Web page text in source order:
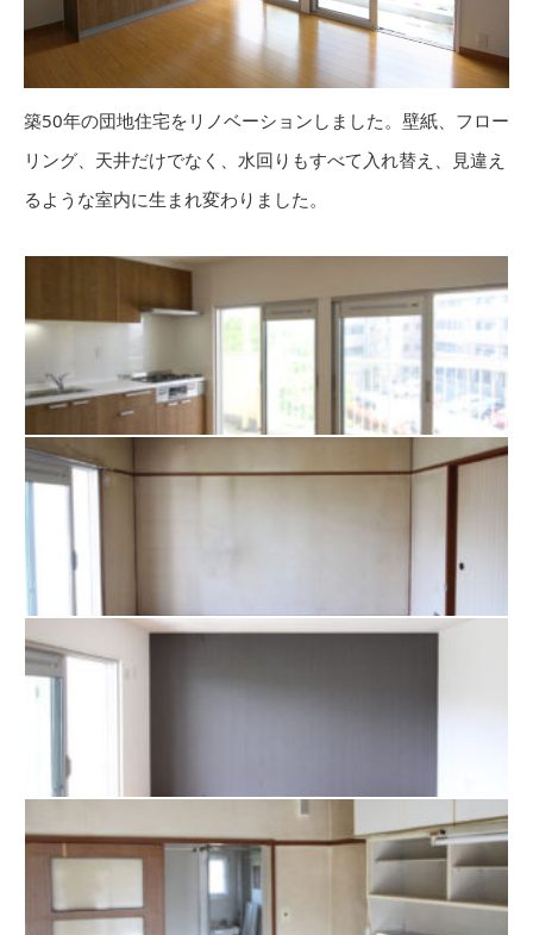
築50年の団地住宅をリノベーションしました。壁紙、フロー
リング、天井だけでなく、水回りもすべて入れ替え、見違え
るような室内に生まれ変わりました。